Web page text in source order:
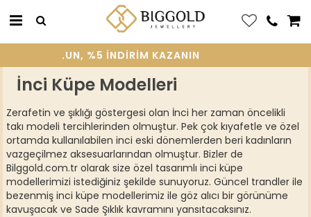
OLUN, %5 INDIRIM KAZANIN
İnci Küpe Modelleri
Zerafetin ve şıklığı göstergesi olan İnci her zaman öncelikli
takı modeli tercihlerinden olmuştur. Pek çok kıyafetle ve özel
ortamda kullanılabilen inci eski dönemlerden beri kadınların
vazgeçilmez aksesuarlarından olmuştur. Bizler de
Bilggold.com.tr olarak size özel tasarımlı inci küpe
modellerimizi istediğiniz şekilde sunuyoruz. Güncel trandler ile
bezenmiş inci küpe modellerimiz ile göz alıcı bir görünüme
kavuşacak ve Sade Şıklık kavramını yansıtacaksınız.